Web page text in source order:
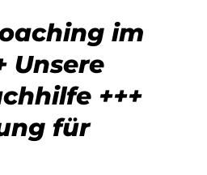
im
Unsere
+++
für